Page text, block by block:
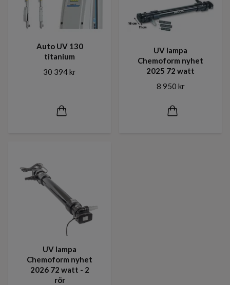
Auto UV 130
titanium
30 394 kr
UV lampa
Chemoform nyhet
2025 72 watt
8 950 kr
UV lampa
Chemoform nyhet
2026 72 watt - 2
rör